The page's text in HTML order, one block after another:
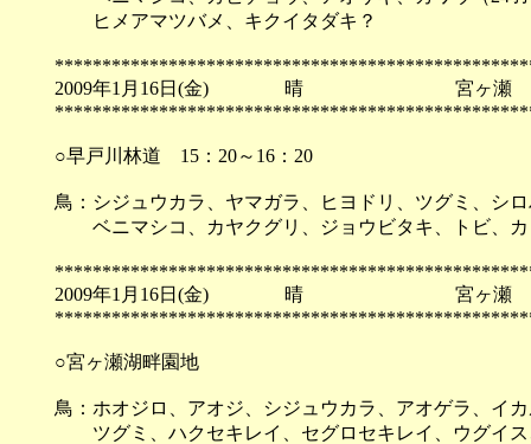
ヒメアマツバメ、キクイタダキ？
2009年1月16日(金) 晴 宮ヶ瀬
○早戸川林道 15：20～16：20
鳥：シジュウカラ、ヤマガラ、ヒヨドリ、ツグミ、シ
ベニマシコ、カヤクグリ、ジョウビタキ、トビ、カ
2009年1月16日(金) 晴 宮ヶ瀬
○宮ヶ瀬湖畔園地
鳥：ホオジロ、アオジ、シジュウカラ、アオゲラ、イ
ツグミ、ハクセキレイ、セグロセキレイ、ウグイス